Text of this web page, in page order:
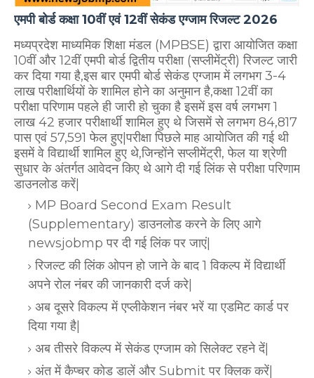
एमपी बोर्ड कक्षा 10वीं एवं 12वीं सेकंड एग्जाम रिजल्ट 2026
मध्यप्रदेश माध्यमिक शिक्षा मंडल (MPBSE) द्वारा आयोजित कक्षा
10वीं और 12वीं एमपी बोर्ड द्वितीय परीक्षा (सप्लीमेंट्री) रिजल्ट जारी
कर दिया गया है,इस बार एमपी बोर्ड सेकंड एग्जाम में लगभग 3-4
लाख परीक्षार्थियों के शामिल होने का अनुमान है,कक्षा 12वीं का
परीक्षा परिणाम पहले ही जारी हो चुका है इसमें इस वर्ष लगभग 1
लाख 42 हजार परीक्षार्थी शामिल हुए थे जिसमें से लगभग 84,817
पास एवं 57,591 फेल हुए|परीक्षा पिछले माह आयोजित की गई थी
इसमें वे विद्यार्थी शामिल हुए थे,जिन्होंने सप्लीमेंट्री, फेल या श्रेणी
सुधार के अंतर्गत आवेदन किए थे आगे दी गई लिंक से परीक्षा परिणाम
डाउनलोड करें|
MP Board Second Exam Result
(Supplementary) डाउनलोड करने के लिए आगे
newsjobmp पर दी गई लिंक पर जाएं|
रिजल्ट की लिंक ओपन हो जाने के बाद 1 विकल्प में विद्यार्थी
अपने रोल नंबर की जानकारी दर्ज करे|
अब दूसरे विकल्प में एप्लीकेशन नंबर भरें या एडमिट कार्ड पर
दिया गया है|
अब तीसरे विकल्प में सेकंड एग्जाम को सिलेक्ट रहने दें|
अंत में कैप्चर कोड डालें और Submit पर क्लिक करें|